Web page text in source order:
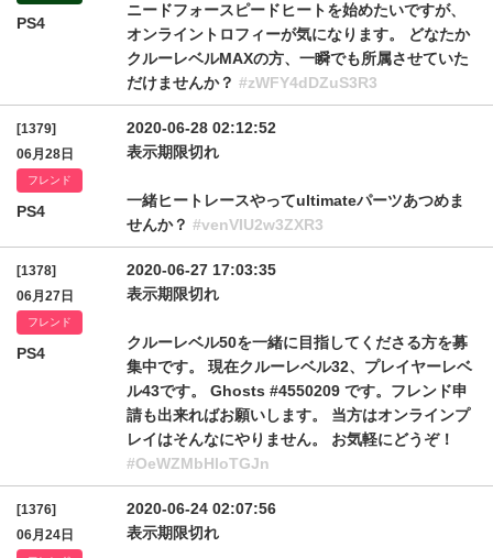
PS4
ニードフォースピードヒートを始めたいですが、
オンライントロフィーが気になります。 どなたか
クルーレベルMAXの方、一瞬でも所属させていた
だけませんか？ #zWFY4dDZuS3R3
[1379]
06月28日
フレンド
PS4
2020-06-28 02:12:52
表示期限切れ
一緒ヒートレースやってultimateパーツあつめま
せんか？ #venVIU2w3ZXR3
[1378]
06月27日
フレンド
PS4
2020-06-27 17:03:35
表示期限切れ
クルーレベル50を一緒に目指してくださる方を募
集中です。 現在クルーレベル32、プレイヤーレベ
ル43です。 Ghosts #4550209 です。フレンド申
請も出来ればお願いします。 当方はオンラインプ
レイはそんなにやりません。 お気軽にどうぞ！
#OeWZMbHloTGJn
[1376]
06月24日
2020-06-24 02:07:56
表示期限切れ